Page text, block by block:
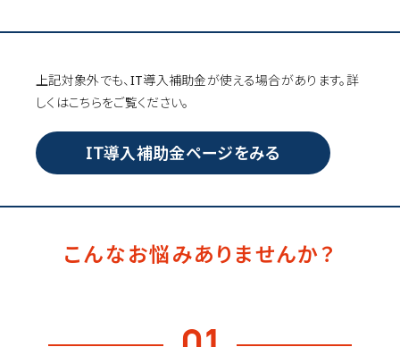
上記対象外でも、IT導入補助金が使える場合があります。詳
しくはこちらをご覧ください。
IT導入補助金ページをみる
こんなお悩みありませんか？